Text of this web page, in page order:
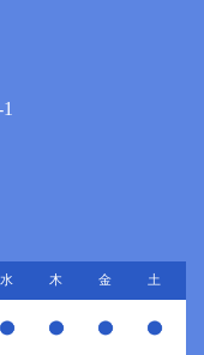
水 木 金 土